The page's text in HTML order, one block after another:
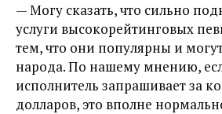
— Могу сказать, что сильно
услуги высокорейтинговых
тем, что они популярны и
народа. По нашему мнению,
исполнитель запрашивает за
долларов, это вполне